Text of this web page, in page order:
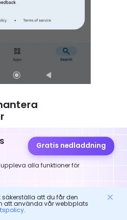
som dina barn laddar ner
Bekräfta att dessa appar
ochplatsaktiveras och
om det behövs.
> Appar > Hitta vilka appar
Gratis nedladdning
alla funktioner för
att du får den
att använda vår webbplats
.